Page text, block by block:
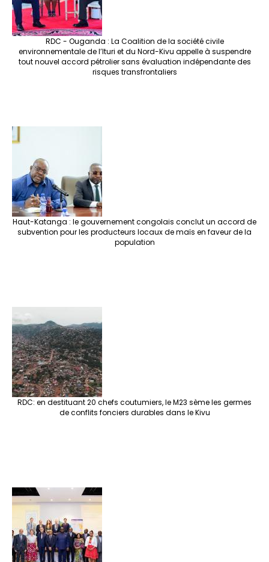
RDC - Ouganda : La Coalition de la société civile
environnementale de l’Ituri et du Nord-Kivu appelle à suspendre
tout nouvel accord pétrolier sans évaluation indépendante des
risques transfrontaliers
Haut-Katanga : le gouvernement congolais conclut un accord de
subvention pour les producteurs locaux de maïs en faveur de la
population
RDC: en destituant 20 chefs coutumiers, le M23 sème les germes
de conflits fonciers durables dans le Kivu